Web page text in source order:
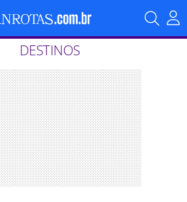
DESTINOS